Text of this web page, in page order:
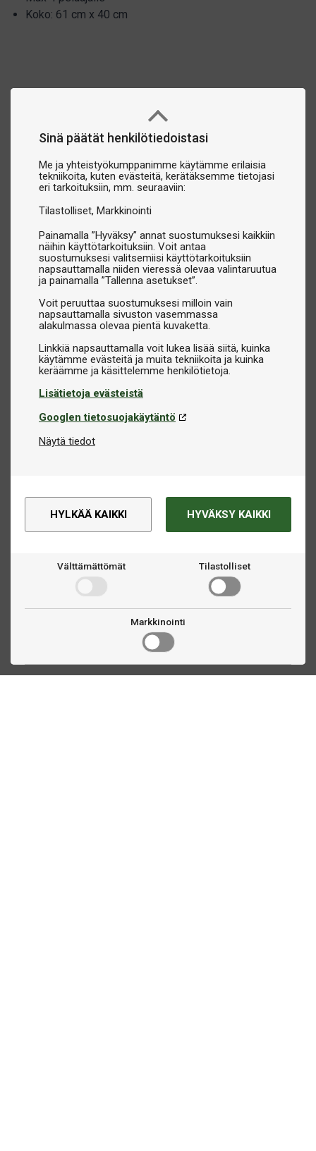
Sinä päätät henkilötiedoistasi
Me ja yhteistyökumppanimme käytämme erilaisia
tekniikoita, kuten evästeitä, kerätäksemme tietojasi
eri tarkoituksiin, mm. seuraaviin:
Tilastolliset Markkinointi
Painamalla ”Hyväksy” annat suostumuksesi kaikkiin
näihin käyttötarkoituksiin. Voit antaa
suostumuksesi valitsemiisi käyttötarkoituksiin
napsauttamalla niiden vieressä olevaa valintaruutua
ja painamalla ”Tallenna asetukset”.
Voit peruuttaa suostumuksesi milloin vain
napsauttamalla sivuston vasemmassa
alakulmassa olevaa pientä kuvaketta.
Linkkiä napsauttamalla voit lukea lisää siitä, kuinka
käytämme evästeitä ja muita tekniikoita ja kuinka
Lisätietoja evästeistä
Googlen tietosuojakäytäntö
Näytä tiedot
HYLKÄÄ KAIKKI HYVÄKSY KAIKKI
Välttämättömät Tilastolliset
Markkinointi
Koko: 61 cm x 40 cm